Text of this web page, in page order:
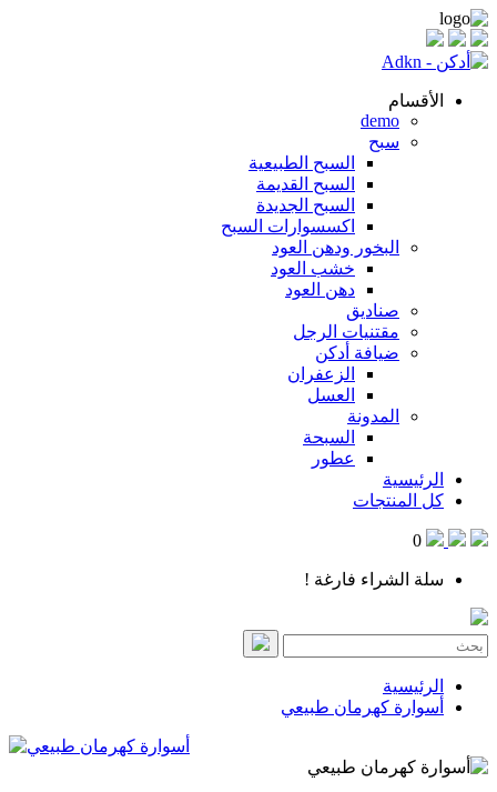
الأقسام
demo
سبح
السبح الطبيعية
السبح القديمة
السبح الجديدة
اكسسوارات السبح
البخور ودهن العود
خشب العود
دهن العود
صناديق
مقتنيات الرجل
ضيافة أدكن
الزعفران
العسل
المدونة
السبحة
عطور
الرئيسية
كل المنتجات
0
سلة الشراء فارغة !
الرئيسية
أسوارة كهرمان طبيعي